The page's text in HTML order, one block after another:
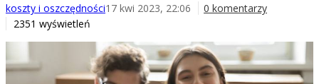
koszty i oszczędności17 kwi 2023, 22:06
0 komentarzy
2351 wyświetleń